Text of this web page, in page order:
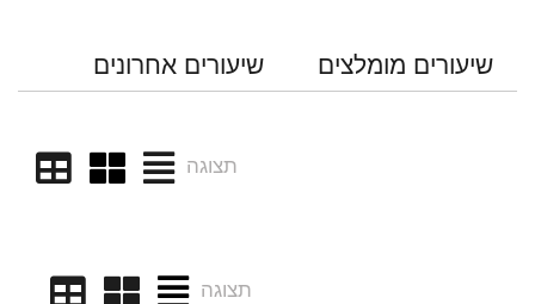
שיעורים מומלצים שיעורים אחרונים
תצוגה
תצוגה